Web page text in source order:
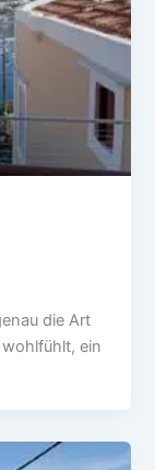
die Art
ein